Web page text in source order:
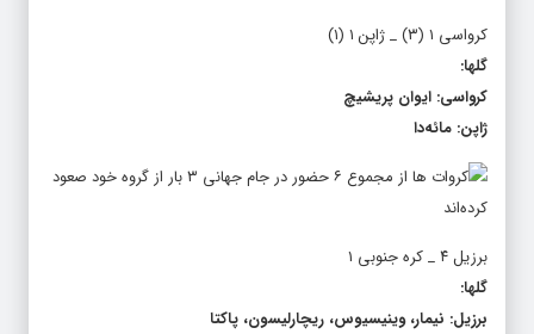
گلها:
کرواسی: ایوان پریشیچ
ژاپن: مائه‌دا
گلها:
برزیل: نیمار، وینیسیوس، ریچارلیسون، پاکتا
کره جنوبی: پایک سئونگ هو